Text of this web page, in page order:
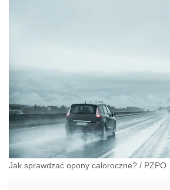
Jak sprawdzać opony całoroczne? / PZPO